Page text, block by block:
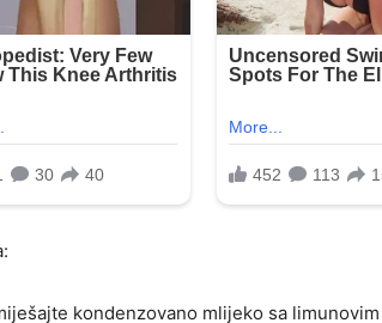
kondenzovano mlijeko sa